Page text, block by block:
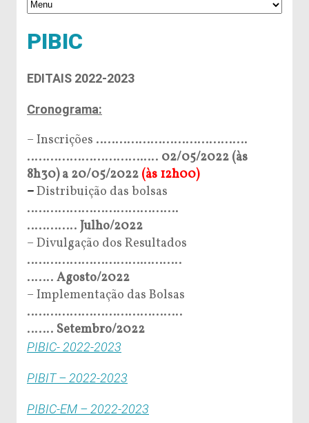
PIBIC
EDITAIS 2022-2023
Cronograma:
– Inscrições …………………………………
……………………………. 02/05/2022 (às
8h30) a 20/05/2022 (às 12h00)
–Distribuição das bolsas
…………………………………
…………. Julho/2022
– Divulgação dos Resultados
………………………………….
……. Agosto/2022
– Implementação das Bolsas
………………………………….
……. Setembro/2022
PIBIC- 2022-2023
PIBIT – 2022-2023
PIBIC-EM – 2022-2023